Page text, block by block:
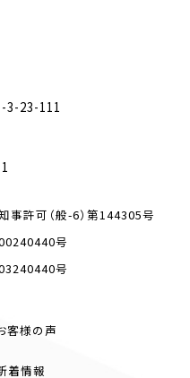
3-23-111
許可（般-6）第144305号
号
号
客様の声
着情報